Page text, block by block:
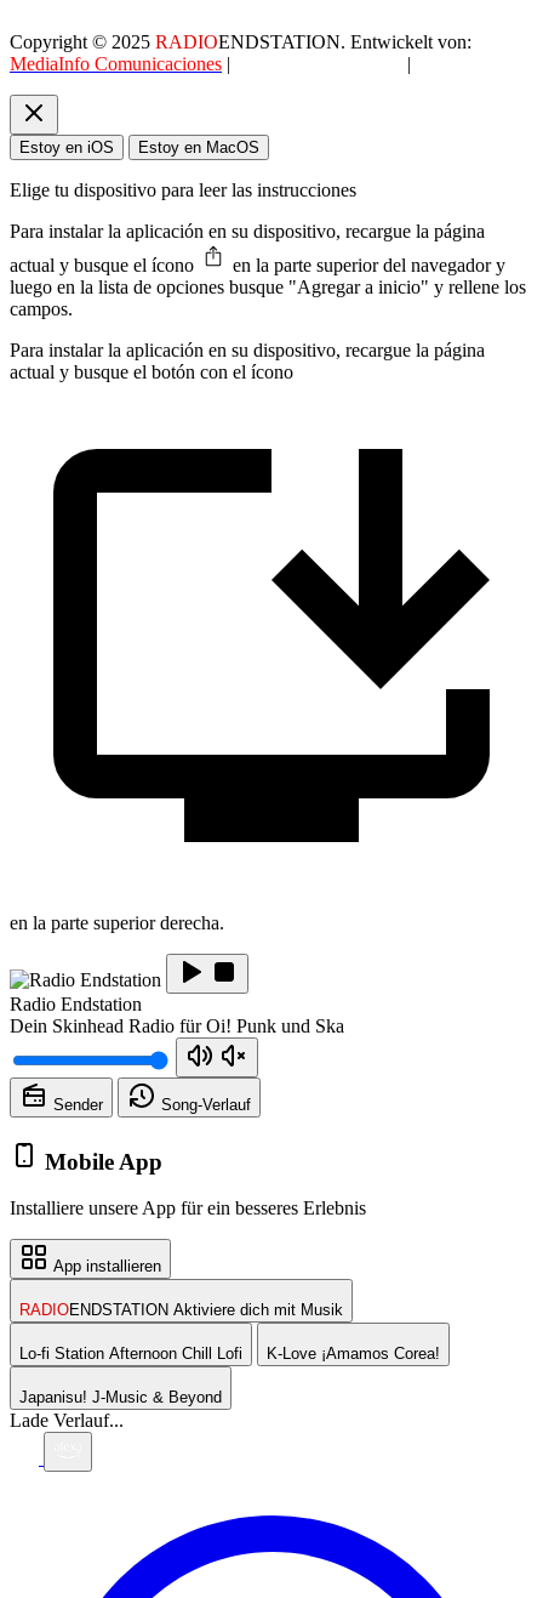
Copyright © 2025 RADIOENDSTATION. Entwickelt von:
MediaInfo Comunicaciones | |
Estoy en iOS Estoy en MacOS
Elige tu dispositivo para leer las instrucciones
Para instalar la aplicación en su dispositivo, recargue la página
actual y busque el ícono
en la parte superior del navegador y
luego en la lista de opciones busque "Agregar a inicio" y rellene los
campos.
Para instalar la aplicación en su dispositivo, recargue la página
actual y busque el botón con el ícono
en la parte superior derecha.
Radio Endstation
Dein Skinhead Radio für Oi! Punk und Ska
Sender Song-Verlauf
Mobile App
Installiere unsere App für ein besseres Erlebnis
App installieren
RADIOENDSTATION Aktiviere dich mit Musik
Lo-fi Station Afternoon Chill Lofi K-Love ¡Amamos Corea!
Japanisu! J-Music & Beyond
Lade Verlauf...